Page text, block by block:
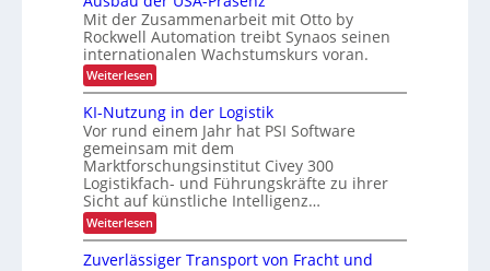
l
i
n
g
h
ö
f
e
u
n
d
P
r
ä
z
i
s
i
o
n
i
s
i
c
h
e
r
h
e
i
t
d
u
r
t
o
m
a
t
i
i
e
r
t
e
s
P
a
l
e
Mit der Zusammenarbeit mit Otto by
Rockwell Automation treibt Synaos seinen
internationalen Wachstumskurs voran.
Weiterlesen:
A
s
b
a
u
d
e
r
U
S
A
KI-Nutzung in der Logistik
Vor rund einem Jahr hat PSI Software
gemeinsam mit dem
Marktforschungsinstitut Civey 300
Logistikfach- und Führungskräfte zu ihrer
Sicht auf künstliche Intelligenz…
Weiterlesen:
K
I
-
Zuverlässiger Transport von Fracht und